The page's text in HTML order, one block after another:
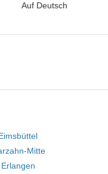
Auf Deutsch
Mitte
Erlangen